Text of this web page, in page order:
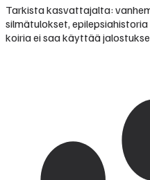
Tarkista kasvattajalta:
silmätulokset,
koiria ei saa käyttää